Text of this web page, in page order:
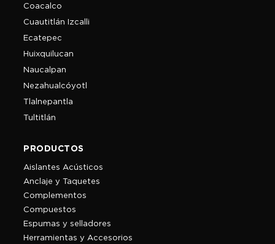
Coacalco
Cuautitlán Izcalli
Ecatepec
Huixquilucan
Naucalpan
Nezahualcóyotl
Tlalnepantla
Tultitlán
PRODUCTOS
Aislantes Acústicos
Anclaje y Taquetes
Complementos
Compuestos
Espumas y selladores
Herramientas y Accesorios